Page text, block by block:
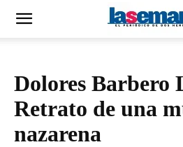
Dolores Barbero
Retrato de una
nazarena